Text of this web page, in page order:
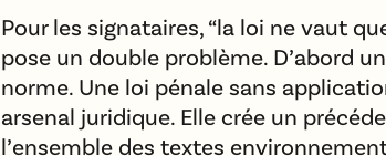
Pour les signataires, “la loi ne vaut
pose un double problème. D’abord
norme. Une loi pénale sans
arsenal juridique. Elle crée un
l’ensemble des textes